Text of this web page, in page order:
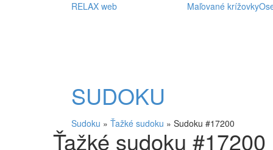
RELAX web Maľované krížovky
SUDOKU
Sudoku » Ťažké sudoku » Sudoku #17200
Ťažké sudoku #17200